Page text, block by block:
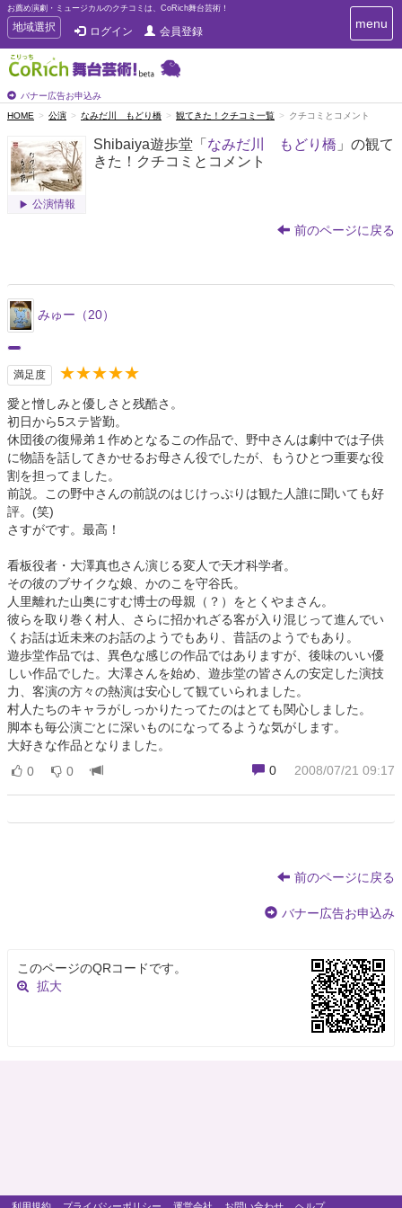
お薦め演劇・ミュージカルのクチコミは、CoRich舞台芸術！
T
o
g
g
e
n
v
i
g
a
地域選択 ログイン 会員登録
バナー広告お申込み
T
o
e
a
menu
HOME 公演 なみだ川 もどり橋 観てきた！クチコミ一覧 クチコミとコメント
公演情報
Shibaiya遊歩堂「 なみだ川 もどり橋 」の観て
きた！クチコミとコメント
前のページに戻る
みゅー（20）
満足度 ★★★★★
愛と憎しみと優しさと残酷さ。
初日から5ステ皆勤。
休団後の復帰弟１作めとなるこの作品で、野中さんは劇中では子供
に物語を話してきかせるお母さん役でしたが、もうひとつ重要な役
割を担ってました。
前説。この野中さんの前説のはじけっぷりは観た人誰に聞いても好
評。(笑)
さすがです。最高！
看板役者・大澤真也さん演じる変人で天才科学者。
その彼のブサイクな娘、かのこを守谷氏。
人里離れた山奥にすむ博士の母親（？）をとくやまさん。
彼らを取り巻く村人、さらに招かれざる客が入り混じって進んでい
くお話は近未来のお話のようでもあり、昔話のようでもあり。
遊歩堂作品では、異色な感じの作品ではありますが、後味のいい優
しい作品でした。大澤さんを始め、遊歩堂の皆さんの安定した演技
力、客演の方々の熱演は安心して観ていられました。
村人たちのキャラがしっかりたってたのはとても関心しました。
脚本も毎公演ごとに深いものになってるような気がします。
大好きな作品となりました。
0
2008/07/21 09:17
0 0
前のページに戻る
バナー広告お申込み
このページのQRコードです。
拡大